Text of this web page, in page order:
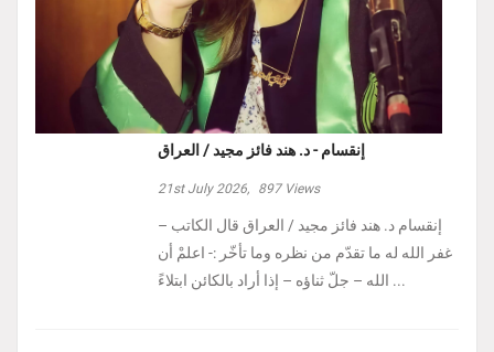
إنقسام - د. هند فائز مجيد / العراق
21st July 2026, 897Views
إنقسام د. هند فائز مجيد / العراق ‏قال الكاتب –
غفر الله له ما تقدّم من نظره وما تأخّر :- ‏اعلمْ أن
الله – جلّ ثناؤه – إذا أراد بالكائن ابتلاءً ...